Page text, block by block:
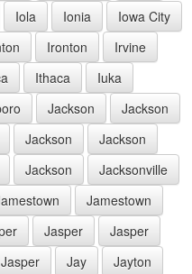
Iola Ionia
Iowa City
Ironton
Irvine
Ithaca
Iuka
Jackson
Jackson
Jackson
Jackson
Jackson
Jacksonville
Jamestown
Jasper
Jasper
Jasper Jay Jayton